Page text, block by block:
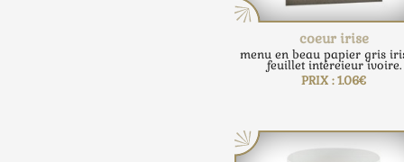
coeur irise
menu en beau papier gris
feuillet intéreieur ivoire.
PRIX : 1.06€